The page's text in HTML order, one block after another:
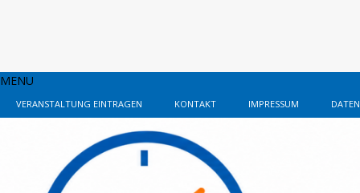
MENU
VERANSTALTUNG EINTRAGEN KONTAKT IMPRESSUM